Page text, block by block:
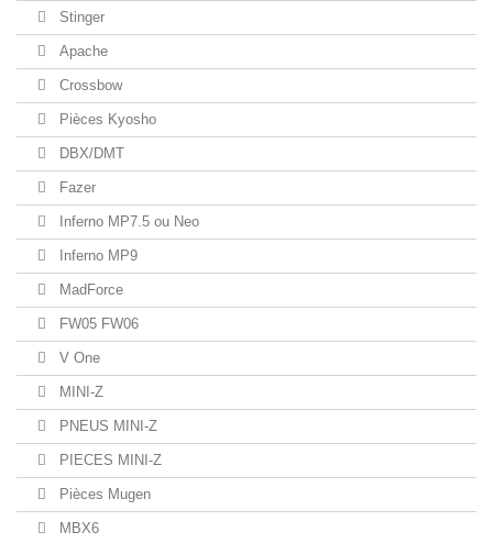
Stinger
Apache
Crossbow
Pièces Kyosho
DBX/DMT
Fazer
Inferno MP7.5 ou Neo
Inferno MP9
MadForce
FW05 FW06
V One
MINI-Z
PNEUS MINI-Z
PIECES MINI-Z
Pièces Mugen
MBX6